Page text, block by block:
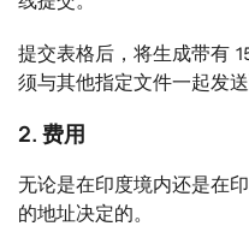
提交表格后，将生成带有
须与其他指定文件一起发送
2. 费用
无论是在印度境内还是在
的地址决定的。